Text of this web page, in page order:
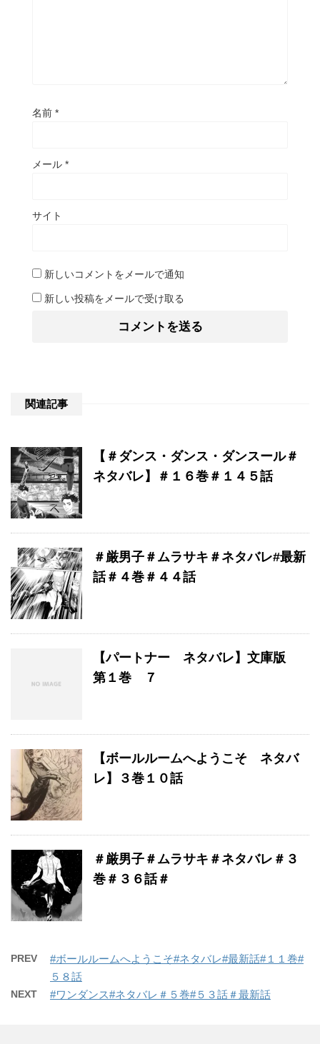
名前 *
メール *
サイト
新しいコメントをメールで通知
新しい投稿をメールで受け取る
関連記事
【＃ダンス・ダンス・ダンスール＃
ネタバレ】＃１６巻＃１４５話
＃厳男子＃ムラサキ＃ネタバレ#最新
話＃４巻＃４４話
【パートナー ネタバレ】文庫版
第１巻 ７
【ボールルームへようこそ ネタバ
レ】３巻１０話
＃厳男子＃ムラサキ＃ネタバレ＃３
巻＃３６話＃
PREV
#ボールルームへようこそ#ネタバレ#最新話#１１巻#
５８話
NEXT #ワンダンス#ネタバレ＃５巻#５３話＃最新話